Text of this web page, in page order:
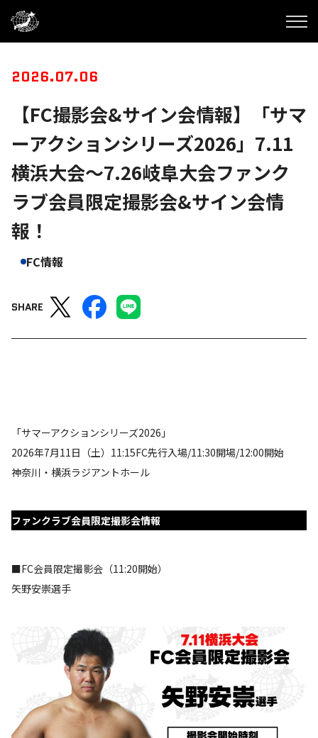
2026.07.06
【FC撮影会&サイン会情報】「サマ
ーアクションシリーズ2026」7.11
横浜大会～7.26岐阜大会ファンク
ラブ会員限定撮影会&サイン会情
報！
FC情報
SHARE
「サマーアクションシリーズ2026」
2026年7月11日（土）11:15FC先行入場/11:30開場/12:00開始
神奈川・横浜ラジアントホール
ファンクラブ会員限定撮影会情報
■FC会員限定撮影会（11:20開始）
矢野安崇選手